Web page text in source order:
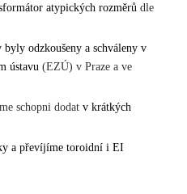
atypických rozměrůdle
odzkoušeny a schváleny v
ústavu(EZÚ) v Praze a ve
schopni dodat v krátkých
a převíjíme toroidní i EI